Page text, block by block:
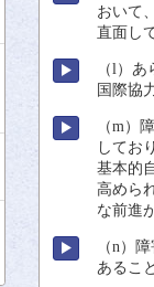
おいて
直面 し
（l）
国際協
（m）
してお
基本的
高めら
な前進
（n）
あるこ